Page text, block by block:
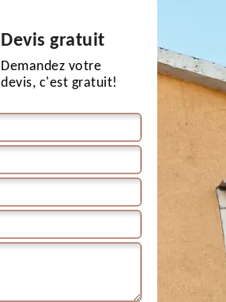
Devis gratuit
Demandez votre
devis, c'est gratuit!